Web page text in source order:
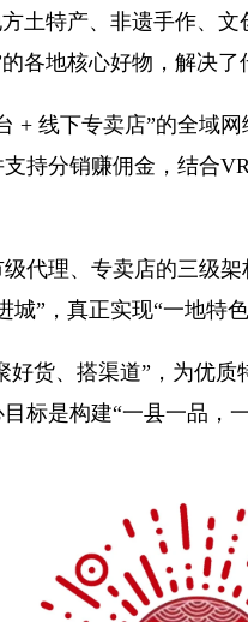
土特产、非遗手作、
各地核心好物，解决了
+ 线下专卖店”的全域
持分销赚佣金，结合
代理、专卖店的三级
”，真正实现“一地特色
好货、搭渠道”，为优
标是构建“一县一品，